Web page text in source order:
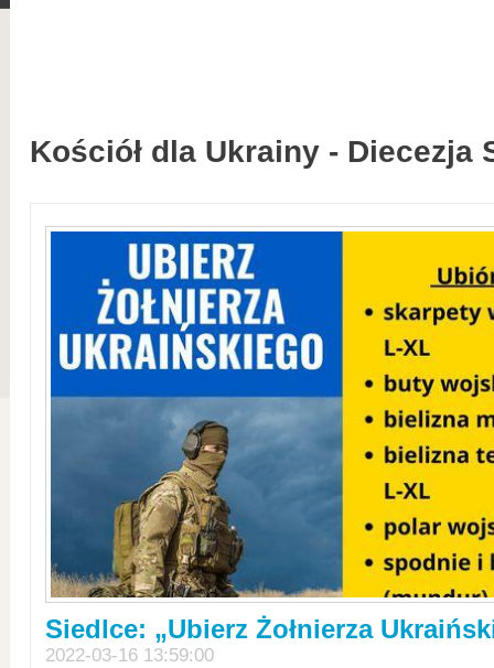
Kościół dla Ukrainy - Diecezja
Siedlce: „Ubierz Żołnierza
2022-03-16 13:59:00